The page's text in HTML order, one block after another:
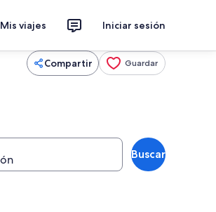
Mis viajes Iniciar sesión
Compartir Guardar
Buscar